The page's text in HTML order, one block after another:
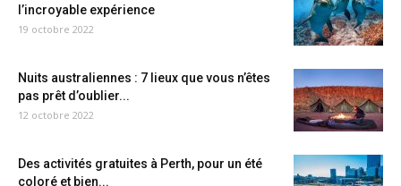
l’incroyable expérience
19 octobre 2022
Nuits australiennes : 7 lieux que vous n’êtes
pas prêt d’oublier...
12 octobre 2022
Des activités gratuites à Perth, pour un été
coloré et bien...